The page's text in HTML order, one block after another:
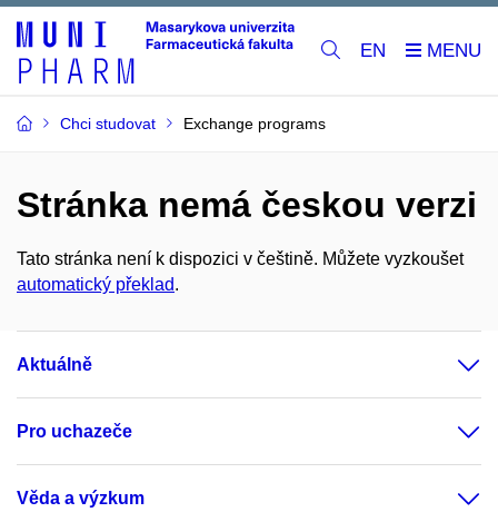
EN
Chci studovat Exchange programs
Stránka nemá českou verzi
Tato stránka není k dispozici v češtině. Můžete vyzkoušet
automatický překlad.
Aktuálně
Pro uchazeče
Věda a výzkum